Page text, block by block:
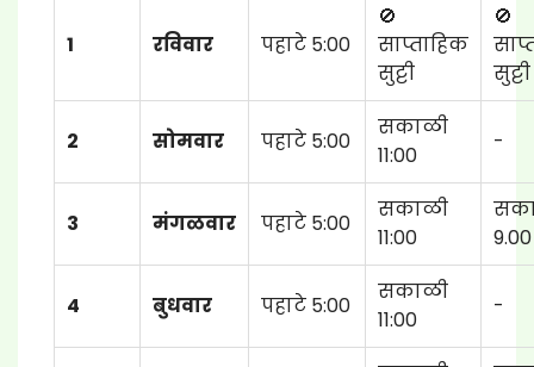
1 रविवार पहाटे 5:00
🚫
साप्ताहिक
सुट्टी
🚫
सुट्टी
2 सोमवार पहाटे 5:00
सकाळी
11:00
-
3 मंगळवार पहाटे 5:00
सकाळी
11:00
9.00
4 बुधवार पहाटे 5:00
सकाळी
11:00
-